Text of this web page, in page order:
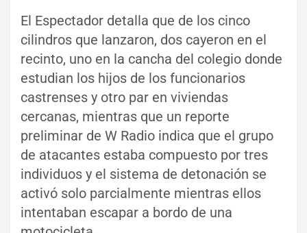
El Espectador detalla que de los cinco
cilindros que lanzaron, dos cayeron en el
recinto, uno en la cancha del colegio donde
estudian los hijos de los funcionarios
castrenses y otro par en viviendas
cercanas, mientras que un reporte
preliminar de W Radio indica que el grupo
de atacantes estaba compuesto por tres
individuos y el sistema de detonación se
activó solo parcialmente mientras ellos
intentaban escapar a bordo de una